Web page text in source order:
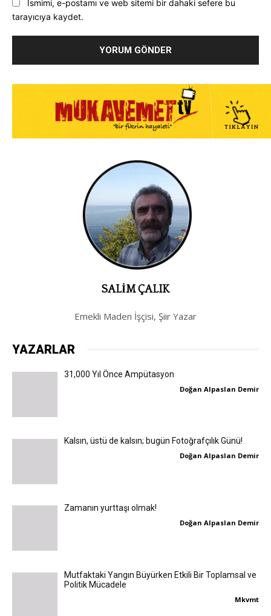
Ismimi, e-postamı ve web sitemi bir dahaki sefere bu
tarayıcıya kaydet.
SALIM ÇALIK
Emekli Maden İşçisi, Şiir Yazar
YAZARLAR
31,000 Yıl Önce Ampütasyon
Doğan Alpaslan Demir
Kalsın, üstü de kalsın; bugün Fotoğrafçılık Günü!
Doğan Alpaslan Demir
Zamanın yurttaşı olmak!
Doğan Alpaslan Demir
Mutfaktaki Yangın Büyürken Etkili Bir Toplamsal ve
Politik Mücadele
Mkvmt